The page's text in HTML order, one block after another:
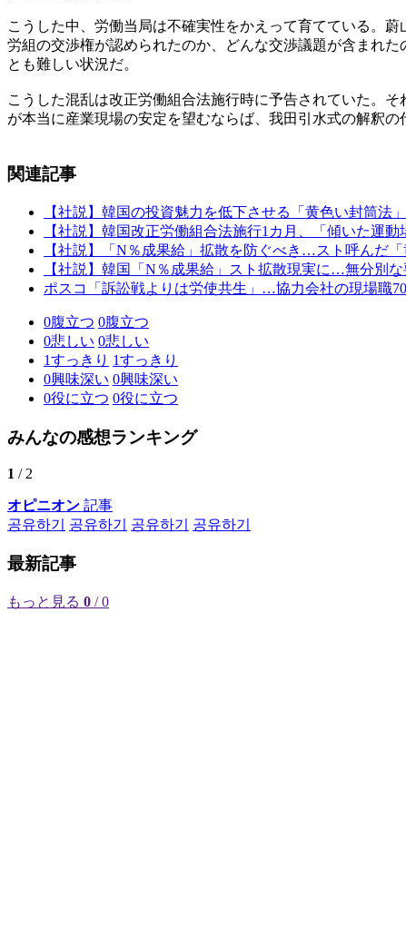
こうした中、労働当局は不確実性をかえって育てている。
労組の交渉権が認められたのか、どんな交渉議題が含まれ
とも難しい状況だ。
こうした混乱は改正労働組合法施行時に予告されていた。
が本当に産業現場の安定を望むならば、我田引水式の解釈
関連記事
【社説】韓国の投資魅力を低下させる「黄色い封筒法」
【社説】韓国改正労働組合法施行1カ月、「傾いた運
【社説】「N％成果給」拡散を防ぐべき…スト呼んだ
【社説】韓国「N％成果給」スト拡散現実に…無分別
ポスコ「訴訟戦よりは労使共生」…協力会社の現場職
0腹立つ 0腹立つ
0悲しい 0悲しい
1すっきり 1すっきり
0興味深い 0興味深い
0役に立つ 0役に立つ
みんなの感想ランキング
1 / 2
オピニオン 記事
공유하기
공유하기 공유하기 공유하기
最新記事
もっと見る 0 / 0